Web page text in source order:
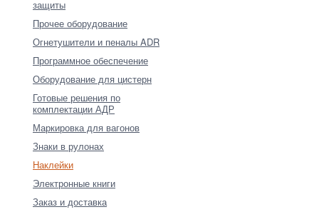
защиты
Прочее оборудование
Огнетушители и пеналы ADR
Программное обеспечение
Оборудование для цистерн
Готовые решения по
комплектации АДР
Маркировка для вагонов
Знаки в рулонах
Наклейки
Электронные книги
Заказ и доставка